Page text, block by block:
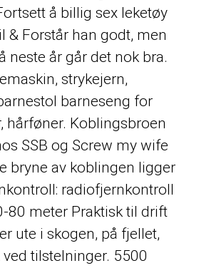
å billig sex leketøy
& Forstår han godt, men
neste år går det nok bra.
strykejern,
barneseng for
hårføner. Koblingsbroen
SSB og Screw my wife
bryne av koblingen ligger
radiofjernkontroll
80 meter Praktisk til drift
ute i skogen, på fjellet,
tilstelninger. 5500